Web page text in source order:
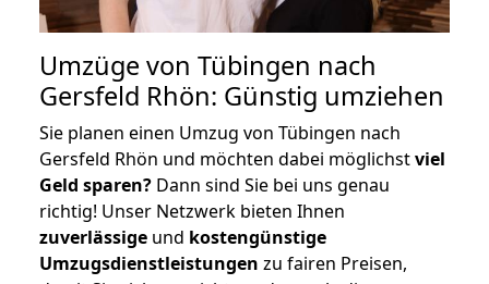
Umzüge von Tübingen nach
Gersfeld Rhön: Günstig umziehen
Sie planen einen Umzug von Tübingen nach
Gersfeld Rhön und möchten dabei möglichstviel
Geld sparen? Dann sind Sie bei uns genau
richtig! Unser Netzwerk bieten Ihnen
zuverlässige und kostengünstige
Umzugsdienstleistungen zu fairen Preisen,